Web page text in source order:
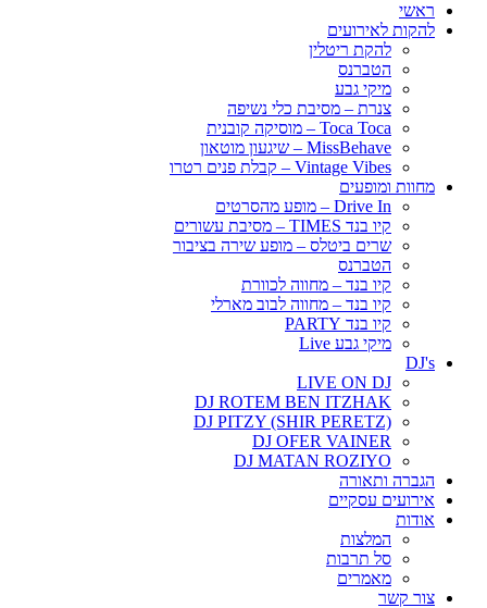
ראשי
להקות לאירועים
להקת ריטלין
הטברנס
מיקי גבע
צנרת – מסיבת כלי נשיפה
Toca Toca – מוסיקה קובנית
MissBehave – שיגעון מוטאון
Vintage Vibes – קבלת פנים רטרו
מחוות ומופעים
Drive In – מופע מהסרטים
קיו בנד TIMES – מסיבת עשורים
שרים ביטלס – מופע שירה בציבור
הטברנס
קיו בנד – מחווה לכוורת
קיו בנד – מחווה לבוב מארלי
קיו בנד PARTY
מיקי גבע Live
DJ's
LIVE ON DJ
DJ ROTEM BEN ITZHAK
DJ PITZY (SHIR PERETZ)
DJ OFER VAINER
DJ MATAN ROZIYO
הגברה ותאורה
אירועים עסקיים
אודות
המלצות
סל תרבות
מאמרים
צור קשר